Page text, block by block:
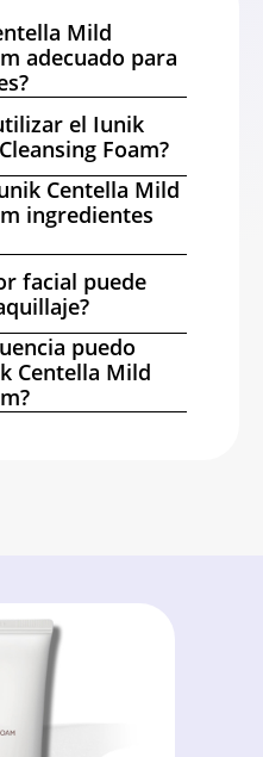
Mild
adecuado para
el Iunik
Foam?
Centella Mild
ingredientes
facial puede
puedo
Centella Mild